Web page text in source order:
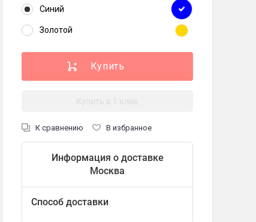
Синий
Золотой
К сравнению В избранное
Информация о доставке
Москва
Способ доставки